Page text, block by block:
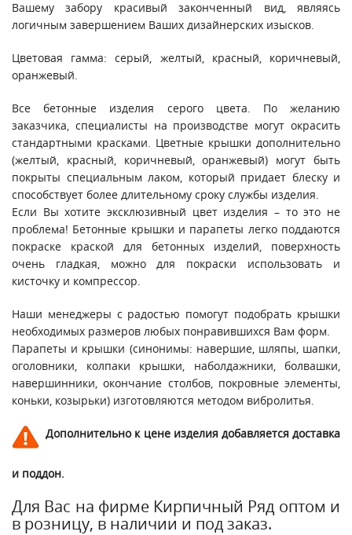
Вашему забору красивый законченный вид, являясь
логичным завершением Ваших дизайнерских изысков.
Цветовая гамма: серый, желтый, красный, коричневый,
оранжевый.
Все бетонные изделия серого цвета. По желанию
заказчика, специалисты на производстве могут окрасить
стандартными красками. Цветные крышки дополнительно
(желтый, красный, коричневый, оранжевый) могут быть
покрыты специальным лаком, который придает блеску и
способствует более длительному сроку службы изделия.
Если Вы хотите эксклюзивный цвет изделия – то это не
проблема! Бетонные крышки и парапеты легко поддаются
покраске краской для бетонных изделий, поверхность
очень гладкая, можно для покраски использовать и
кисточку и компрессор.
Наши менеджеры с радостью помогут подобрать крышки
необходимых размеров любых понравившихся Вам форм.
Парапеты и крышки (синонимы: навершие, шляпы, шапки,
оголовники, колпаки крышки, наболдажники, болвашки,
навершинники, окончание столбов, покровные элементы,
коньки, козырьки) изготовляются методом вибролитья.
Дополнительно к цене изделия добавляется доставка
и поддон.
Для Вас на фирме Кирпичный Ряд оптом и
в розницу, в наличии и под заказ.